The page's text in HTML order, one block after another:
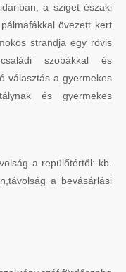
a sziget északi
övezett kert
strandja egy rövis
szobákkal és
választás a gyermekes
és gyermekes
a repülőtértől: kb.
a bevásárlási